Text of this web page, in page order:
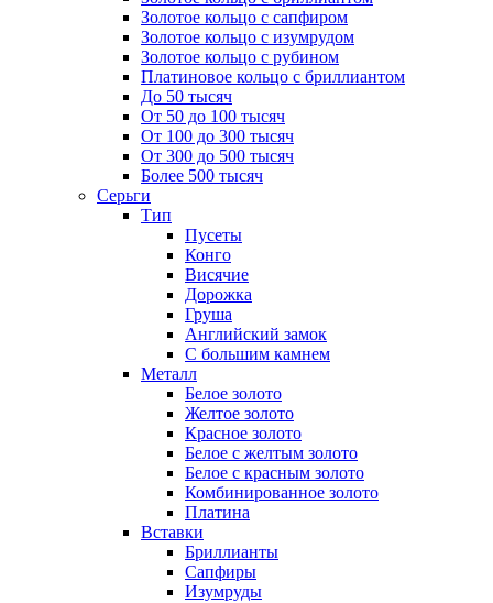
Золотое кольцо с сапфиром
Золотое кольцо с изумрудом
Золотое кольцо с рубином
Платиновое кольцо с бриллиантом
До 50 тысяч
От 50 до 100 тысяч
От 100 до 300 тысяч
От 300 до 500 тысяч
Более 500 тысяч
Серьги
Тип
Пусеты
Конго
Висячие
Дорожка
Груша
Английский замок
С большим камнем
Металл
Белое золото
Желтое золото
Красное золото
Белое с желтым золото
Белое с красным золото
Комбинированное золото
Платина
Вставки
Бриллианты
Сапфиры
Изумруды